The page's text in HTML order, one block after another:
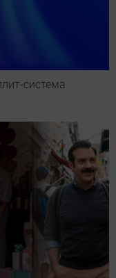
система